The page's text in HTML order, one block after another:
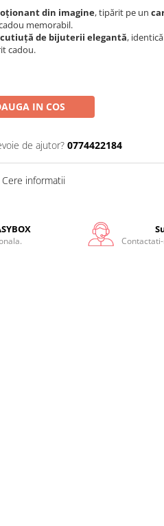
din imagine, tipărit pe un
memorabil.
cutiuță de bijuterii elegantă,
cadou.
IN COS
de ajutor? 0774422184
Cere informatii